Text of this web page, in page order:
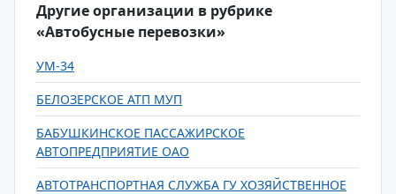
Другие организации в рубрике
«Автобусные перевозки»
УМ-34
БЕЛОЗЕРСКОЕ АТП МУП
БАБУШКИНСКОЕ ПАССАЖИРСКОЕ
АВТОПРЕДПРИЯТИЕ ОАО
АВТОТРАНСПОРТНАЯ СЛУЖБА ГУ ХОЗЯЙСТВЕННОЕ